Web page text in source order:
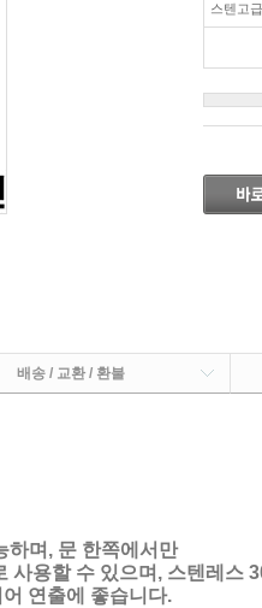
스텐고
배송 / 교환 / 환불
며, 문 한쪽에서만
용할 수 있으며, 스텐레스
연출에 좋습니다.